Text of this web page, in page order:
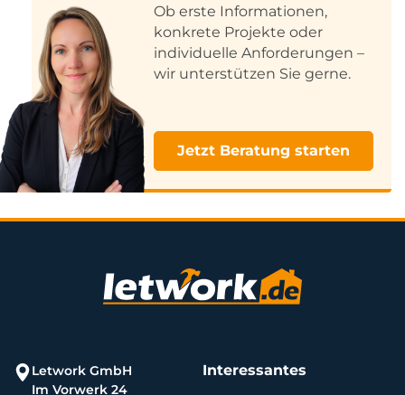
Ob erste Informationen,
konkrete Projekte oder
individuelle Anforderungen –
wir unterstützen Sie gerne.
Jetzt Beratung starten
Letwork GmbH
Im Vorwerk 24
Interessantes